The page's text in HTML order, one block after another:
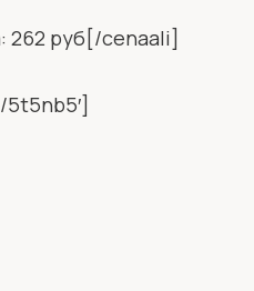
262 руб[/cenaali]